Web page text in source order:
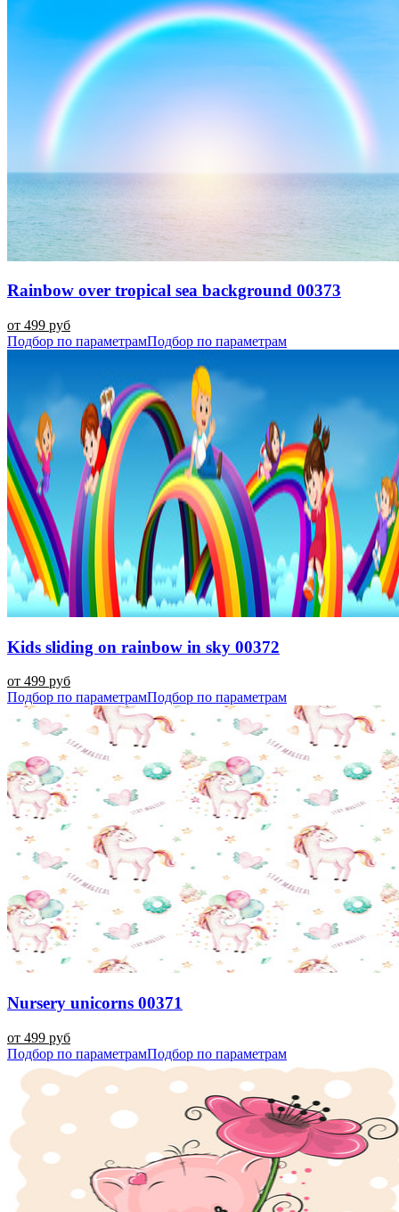
Rainbow over tropical sea background 00373
от 499 руб
Подбор по параметрамПодбор по параметрам
Kids sliding on rainbow in sky 00372
от 499 руб
Подбор по параметрамПодбор по параметрам
Nursery unicorns 00371
от 499 руб
Подбор по параметрамПодбор по параметрам